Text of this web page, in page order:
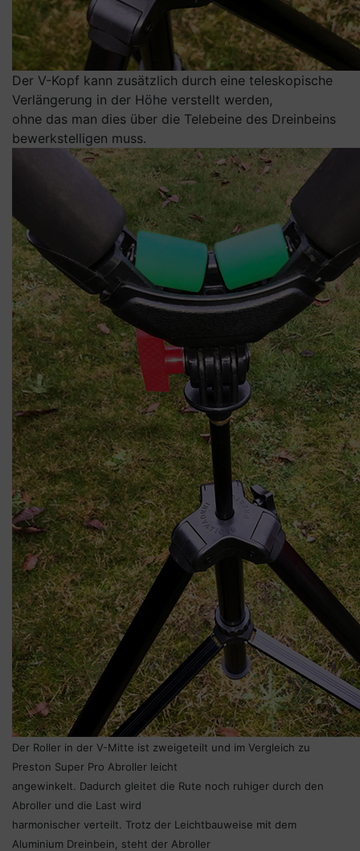
Der V-Kopf kann zusätzlich durch eine teleskopische
Verlängerung in der Höhe verstellt werden,
ohne das man dies über die Telebeine des Dreinbeins
bewerkstelligen muss.
Der Roller in der V-Mitte ist zweigeteilt und im Vergleich zu
Preston Super Pro Abroller leicht
angewinkelt. Dadurch gleitet die Rute noch ruhiger durch den
Abroller und die Last wird
harmonischer verteilt. Trotz der Leichtbauweise mit dem
Aluminium Dreinbein, steht der Abroller